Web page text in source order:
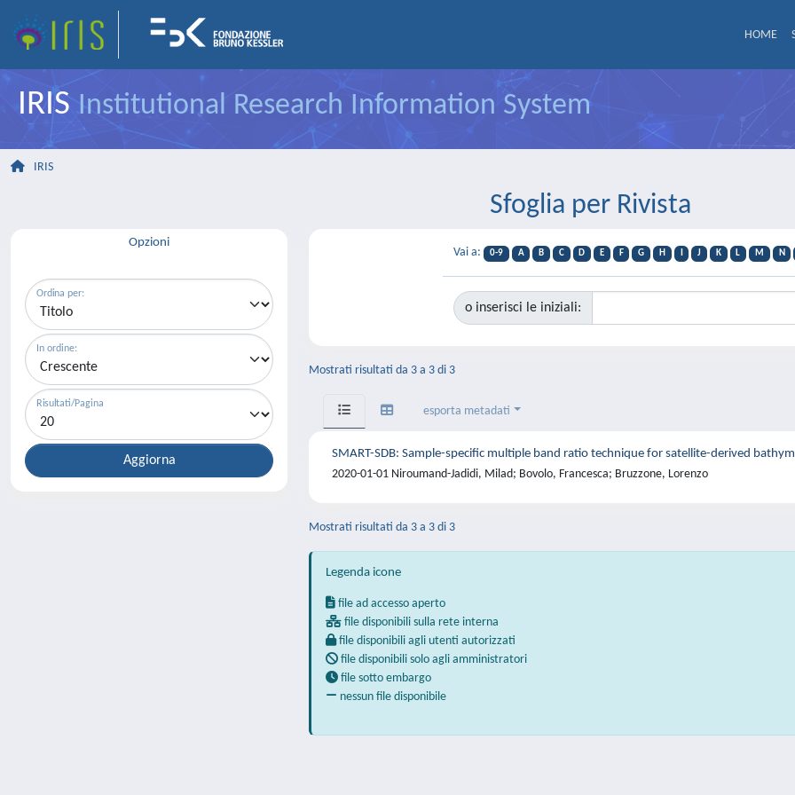
HOME
IRISInstitutional Research Information System
IRIS
Sfoglia per Rivista
Opzioni
Ordina per:
In ordine:
Risultati/Pagina
Vai a: 0-9 A B C D E F G H J K L M N
o inserisci le iniziali:
Mostrati risultati da 3 a 3 di 3
esporta metadati
SMART-SDB: Sample-specific multiple band ratio technique for satellite-derived
2020-01-01 Niroumand-Jadidi, Milad; Bovolo, Francesca; Bruzzone, Lorenzo
Mostrati risultati da 3 a 3 di 3
Legenda icone
file ad accesso aperto
file disponibili sulla rete interna
file disponibili agli utenti autorizzati
file disponibili solo agli amministratori
file sotto embargo
nessun file disponibile